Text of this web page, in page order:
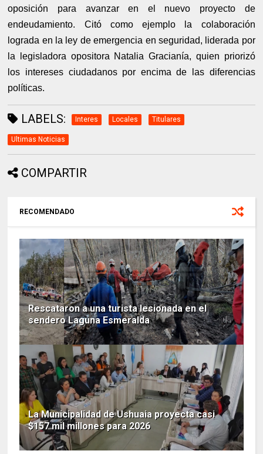
oposición para avanzar en el nuevo proyecto de
endeudamiento. Citó como ejemplo la colaboración
lograda en la ley de emergencia en seguridad, liderada por
la legisladora opositora Natalia Gracianía, quien priorizó
los intereses ciudadanos por encima de las diferencias
políticas.
LABELS: Interes Locales Titulares
Ultimas Noticias
COMPARTIR
RECOMENDADO
Rescataron a una turista lesionada en el
sendero Laguna Esmeralda
La Municipalidad de Ushuaia proyecta casi
$157 mil millones para 2026